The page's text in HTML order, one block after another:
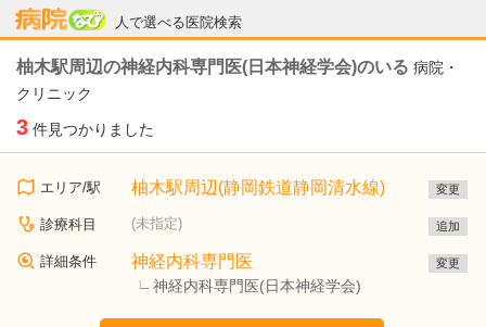
人で選べる医院検索
病院なび
柚木駅周辺の神経内科専門医(日本神経学会)のいる 病院・
クリニック
3 件見つかりました
エリア/駅 柚木駅周辺(静岡鉄道静岡清水線) 変更
診療科目 (未指定) 追加
詳細条件 神経内科専門医
神経内科専門医(日本神経学会)
変更